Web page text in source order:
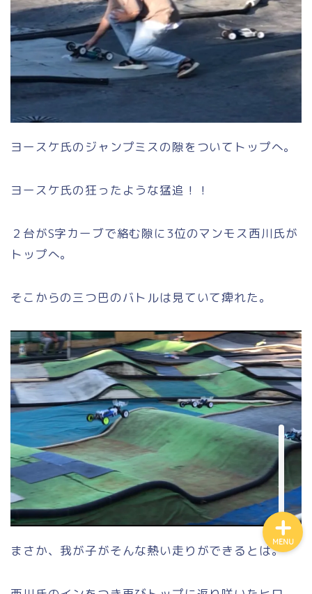
ヨースケ氏のジャンプミスの隙をついてトップへ。
ヨースケ氏の狂ったような猛追！！
２台がS字カーブで絡む隙に3位のマンモス西川氏が
トップへ。
そこからの三つ巴のバトルは見ていて痺れた。
まさか、我が子がそんな熱い走りができるとは。
MENU
Access to us